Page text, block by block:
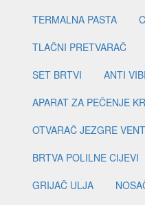
TERMALNA PASTA
TLAČNI PRETVARAČ
SET BRTVI
ANTI
APARAT ZA PEČENJE
OTVARAČ JEZGRE
BRTVA POLILNE CIJEVI
GRIJAČ ULJA